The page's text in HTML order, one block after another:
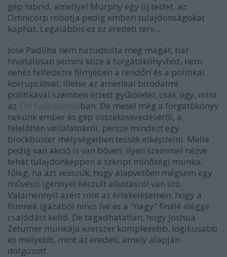
gép hibrid, amellyel Murphy egy új testet, az
Omnicorp robotja pedig emberi tulajdonságokat
kaphat. Legalábbis ez az eredeti terv...
José Padilha nem hazudtolta meg magát, bár
hivatalosan semmi köze a forgatókönyvhöz, nem
nehéz felfedezni filmjében a rendőri és a politikai
korrupcióval, illetve az amerikai birodalmi
politikával szemben érzett gyűlöletét, csak úgy, mint
az
ban. De mesél még a forgatókönyv
nekünk ember és gép összekeveredéséről, a
felelőtlen vállalatokról, persze mindezt egy
blockbuster mélységeiben tessék elképzelni. Mellé
pedig van akció is van bőven, ilyen szemmel nézve
tehát tulajdonképpen a szkript minőségi munka,
főleg, ha azt vesszük, hogy alapvetően mégsem egy
művészi igénnyel készült alkotásról van szó.
Valamennyit azért ront az értékelésemen, hogy a
filmnek igazából nincs íve és a "nagy" finálé eléggé
csalódást keltő. De tagadhatatlan, hogy Joshua
Zetumer munkája ezerszer komplexebb, logikusabb
és mélyebb, mint az eredeti, amely alapján
dolgozott.